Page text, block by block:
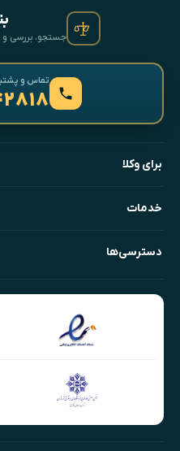
جستجو، بررسی و
تماس و
برای وکلا
خدمات
دسترسی‌ها